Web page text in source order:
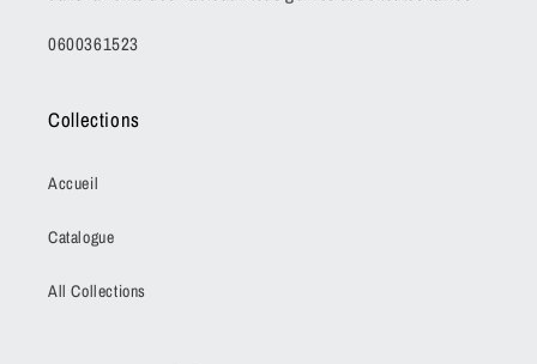
0600361523
Collections
Accueil
Catalogue
All Collections